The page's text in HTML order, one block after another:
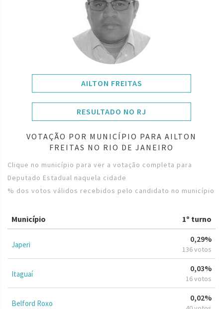
AILTON FREITAS
RESULTADO NO RJ
VOTAÇÃO POR MUNICÍPIO PARA AILTON
FREITAS NO RIO DE JANEIRO
Clique no município para ver a votação completa para
Deputado Estadual naquela cidade
% dos votos válidos recebidos pelo candidato no município
Município 1º turno
Japeri
0,29%
136 votos
Itaguaí
0,03%
16 votos
Belford Roxo
0,02%